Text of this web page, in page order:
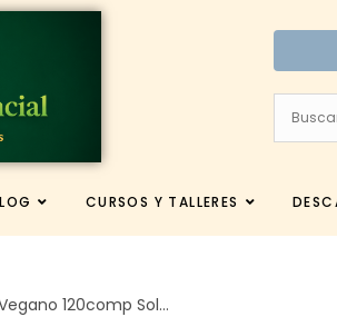
CURSOS Y TALLERES
120comp Sol…